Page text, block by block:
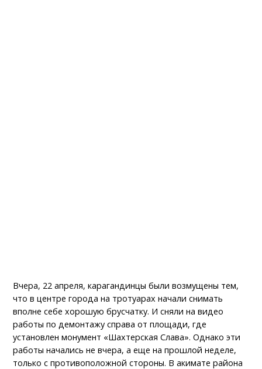
Вчера, 22 апреля, карагандинцы были возмущены тем,
что в центре города на тротуарах начали снимать
вполне себе хорошую брусчатку. И сняли на видео
работы по демонтажу справа от площади, где
установлен монумент «Шахтерская Слава». Однако эти
работы начались не вчера, а еще на прошлой неделе,
только с противоположной стороны. В акимате района